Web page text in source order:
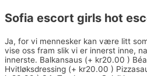
Sofia escort girls hot
Ja, for vi mennesker kan være litt
vise oss fram slik vi er innerst inne,
innerste. Balkansaus (+ kr20.00 )
Hvitløksdressing (+ kr20.00 )